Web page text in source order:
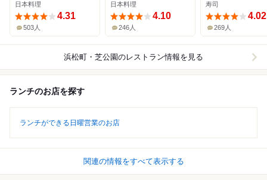
日本料理
4.31
503人
日本料理
4.10
246人
寿司
4.02
269人
浜松町・芝公園のレストラン情報を見る
ランチのお店を探す
ランチができる日曜営業のお店
関連の情報をすべて表示する